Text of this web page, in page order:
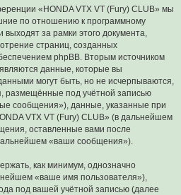
«HONDA VTX VT (Fury) CLUB» мы
по отношению к программному
за рамки этого документа,
страниц, созданных
phpBB. Вторым источником
данные, которые вы
могут быть, но не исчерпываются,
под учётной записью
сообщения»), данные, указанные при
VTX VT (Fury) CLUB» (в дальнейшем
оставленные вами после
«ваши сообщения»).
как минимум, однозначно
«ваше имя пользователя»),
под вашей учётной записью (далее